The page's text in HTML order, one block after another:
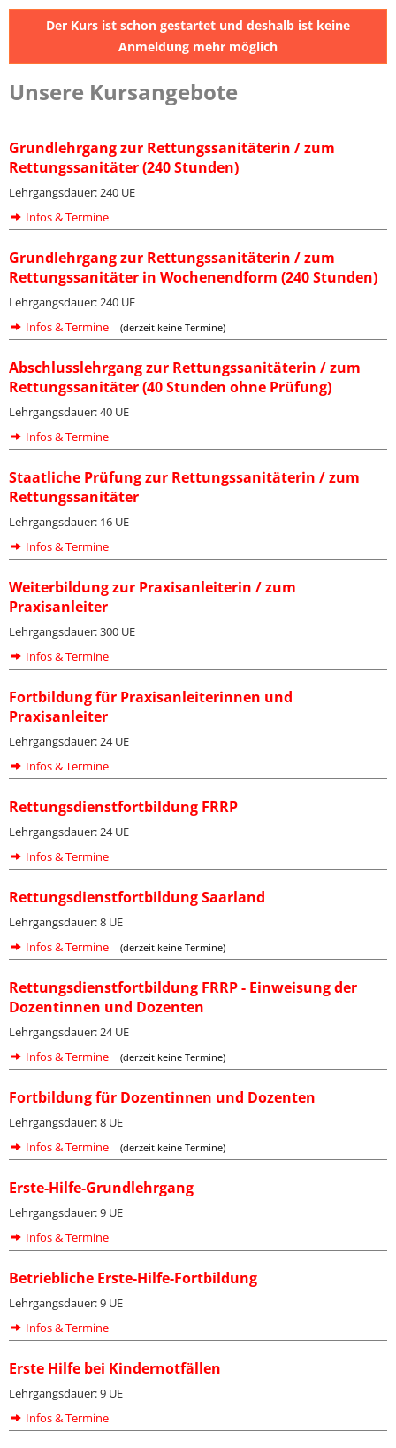
Der Kurs ist schon gestartet und deshalb ist keine
Anmeldung mehr möglich
Unsere Kursangebote
Grundlehrgang zur Rettungssanitäterin / zum
Rettungssanitäter (240 Stunden)
Lehrgangsdauer: 240 UE
Infos & Termine
Grundlehrgang zur Rettungssanitäterin / zum
Rettungssanitäter in Wochenendform (240 Stunden)
Lehrgangsdauer: 240 UE
Infos & Termine
(derzeit keine Termine)
Abschlusslehrgang zur Rettungssanitäterin / zum
Rettungssanitäter (40 Stunden ohne Prüfung)
Lehrgangsdauer: 40 UE
Infos & Termine
Staatliche Prüfung zur Rettungssanitäterin / zum
Rettungssanitäter
Lehrgangsdauer: 16 UE
Infos & Termine
Weiterbildung zur Praxisanleiterin / zum
Praxisanleiter
Lehrgangsdauer: 300 UE
Infos & Termine
Fortbildung für Praxisanleiterinnen und
Praxisanleiter
Lehrgangsdauer: 24 UE
Infos & Termine
Rettungsdienstfortbildung FRRP
Lehrgangsdauer: 24 UE
Infos & Termine
Rettungsdienstfortbildung Saarland
Lehrgangsdauer: 8 UE
Infos & Termine
(derzeit keine Termine)
Rettungsdienstfortbildung FRRP - Einweisung der
Dozentinnen und Dozenten
Lehrgangsdauer: 24 UE
Infos & Termine
(derzeit keine Termine)
Fortbildung für Dozentinnen und Dozenten
Lehrgangsdauer: 8 UE
Infos & Termine
(derzeit keine Termine)
Erste-Hilfe-Grundlehrgang
Lehrgangsdauer: 9 UE
Infos & Termine
Betriebliche Erste-Hilfe-Fortbildung
Lehrgangsdauer: 9 UE
Infos & Termine
Erste Hilfe bei Kindernotfällen
Lehrgangsdauer: 9 UE
Infos & Termine